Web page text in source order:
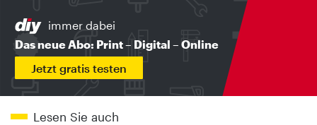
immer dabei
Das neue Abo: Print – Digital – Online
Jetzt gratis testen
Lesen Sie auch